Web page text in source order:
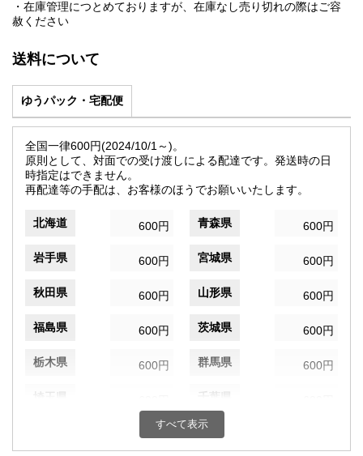
・在庫管理につとめておりますが、在庫なし売り切れの際はご容
赦ください
送料について
ゆうパック・宅配便
全国一律600円(2024/10/1～)。
原則として、対面での受け渡しによる配達です。発送時の日
時指定はできません。
再配達等の手配は、お客様のほうでお願いいたします。
北海道 600円 青森県 600円
岩手県 600円 宮城県 600円
秋田県 600円 山形県 600円
福島県 600円 茨城県 600円
栃木県 600円 群馬県 600円
埼玉県 千葉県
600円 神奈川県
すべて表示